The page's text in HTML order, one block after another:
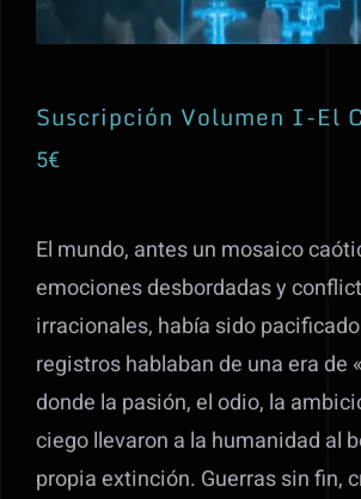
Suscripción Volumen I-El
5€
El mundo, antes un mosaico
emociones desbordadas y
irracionales, había sido
registros hablaban de una era de
donde la pasión, el odio, la
ciego llevaron a la humanidad al
propia extinción. Guerras sin fin,